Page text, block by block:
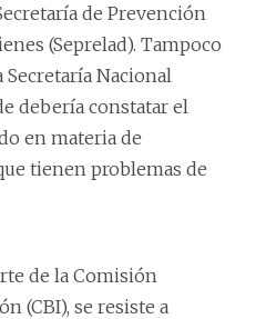
de Prevención
(Seprelad). Tampoco
Nacional
debería constatar el
en materia de
tienen problemas de
de la Comisión
(CBI), se resiste a